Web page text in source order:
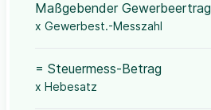
Maßgebender Gewerbeertrag
x Gewerbest.-Messzahl
= Steuermess-Betrag
x Hebesatz